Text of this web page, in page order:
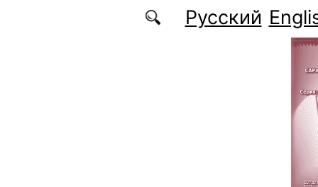
Перейти к основному содержаниюРусский